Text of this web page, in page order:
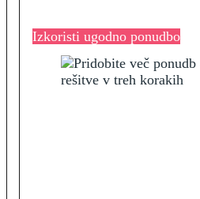
Izkoristi ugodno ponudbo